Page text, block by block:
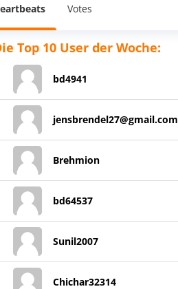
Votes
Top 10 User der Woche:
bd4941
jensbrendel27@gmail.com
Brehmion
bd64537
Sunil2007
Chichar32314